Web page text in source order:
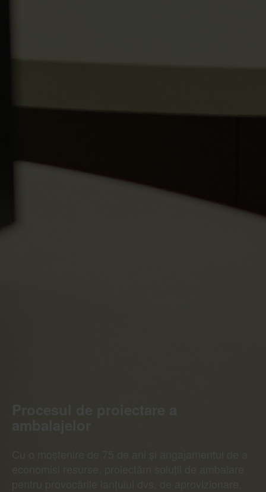
Cu o moștenire de 75 de ani și angajamentul de a
economisi resurse, proiectăm soluții de ambalare
pentru provocările lanțului dvs. de aprovizionare.